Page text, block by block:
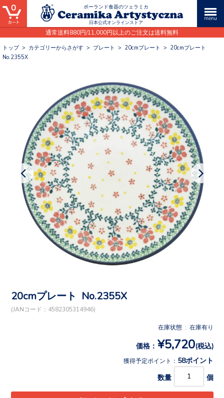
ポーランド食器のツェラミカ
日本公式オンラインストア
通常送料880円/11,000円以上のご注文は送料無料
0
トップ> カテゴリーからさがす > プレート > 20cmプレート > 20cmプレート
No.2355X
20cmプレート No.2355X
(JANコード：4582305314946)
在庫状態 : 在庫有り
価格： ¥5,720(税込)
獲得予定ポイント： 58ポイント
数量 個